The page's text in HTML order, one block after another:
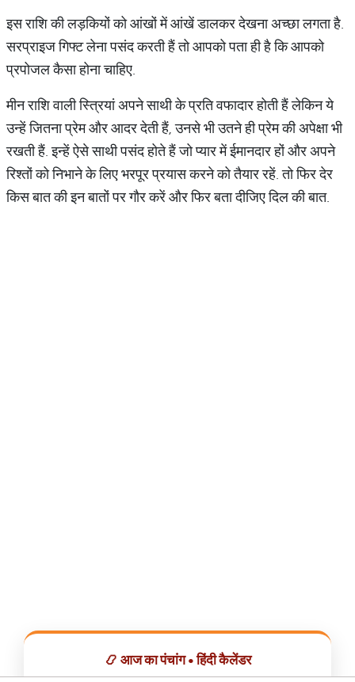
इस राशि की लड़कियों को आंखों में आंखें डालकर देखना अच्छा लगता है.
सरप्राइज गिफ्ट लेना पसंद करती हैं तो आपको पता ही है कि आपको
प्रपोजल कैसा होना चाहिए.
मीन राशि वाली स्त्रियां अपने साथी के प्रति वफादार होती हैं लेकिन ये
उन्हें जितना प्रेम और आदर देती हैं, उनसे भी उतने ही प्रेम की अपेक्षा भी
रखती हैं. इन्हें ऐसे साथी पसंद होते हैं जो प्यार में ईमानदार हों और अपने
रिश्तों को निभाने के लिए भरपूर प्रयास करने को तैयार रहें. तो फिर देर
किस बात की इन बातों पर गौर करें और फिर बता दीजिए दिल की बात.
📿 आज का पंचांग • हिंदी कैलेंडर